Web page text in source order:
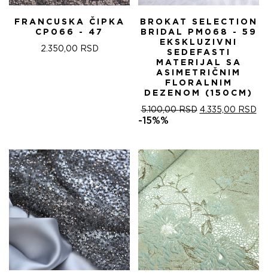
FRANCUSKA ČIPKA
CP066 - 47
2.350,00 RSD
BROKAT SELECTION
BRIDAL PM068 - 59
EKSKLUZIVNI
SEDEFASTI
MATERIJAL SA
ASIMETRIČNIM
FLORALNIM
DEZENOM (150CM)
5.100,00RSD ОРИГИНАЛНА
5.100,00 RSD.
4.335,00 RSD
-15%%